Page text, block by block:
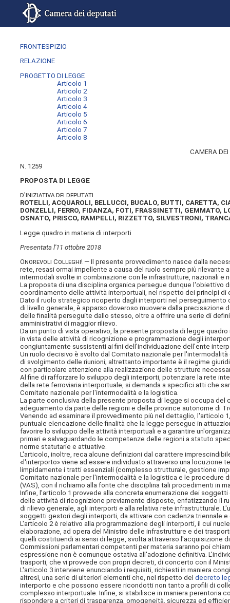
FRONTESPIZIO
RELAZIONE
PROGETTO DI LEGGE
Articolo 1
Articolo 2
Articolo 3
Articolo 4
Articolo 5
Articolo 6
Articolo 7
Articolo 8
CAMERA
N. 1259
PROPOSTA DI LEGGE
d'iniziativa dei deputati
ROTELLI, ACQUAROLI, BELLUCCI, BUCALO, BUTTI, CARETTA,
DONZELLI, FERRO, FIDANZA, FOTI, FRASSINETTI, GEMMATO,
OSNATO, PRISCO, RAMPELLI, RIZZETTO, SILVESTRONI,
Legge quadro in materia di interporti
Presentata l'11 ottobre 2018
Onorevoli Colleghi! — Il presente provvedimento nasce dalla
rete, resasi ormai impellente a causa del ruolo sempre più
intermodali svolte in combinazione con le infrastrutture, nazionali
La proposta di una disciplina organica persegue dunque l'obiettivo
coordinamento delle attività interportuali, nel rispetto dei princìpi di
Dato il ruolo strategico ricoperto dagli interporti nel
di livello generale, è apparso doveroso muovere dalla
delle finalità perseguite dallo stesso, oltre a offrire una serie di
amministrativi di maggior rilievo.
Da un punto di vista operativo, la presente proposta di legge
in vista delle attività di ricognizione e programmazione degli
congiuntamente sussistenti ai fini dell'individuazione dell'ente
Un ruolo decisivo è svolto dal Comitato nazionale per
di svolgimento delle riunioni; altrettanto importante è il regime
con particolare attenzione alla realizzazione delle strutture
Al fine di rafforzare lo sviluppo degli interporti, potenziare la rete
della rete ferroviaria interportuale, si demanda a specifici atti che
Comitato nazionale per l'intermodalità e la logistica.
La parte conclusiva della presente proposta di legge si occupa
adeguamento da parte delle regioni e delle province autonome di
Venendo ad esaminare il provvedimento più nel dettaglio, l'articolo
puntuale elencazione delle finalità che la legge persegue in
favorire lo sviluppo delle attività interportuali e a garantire
primari e salvaguardando le competenze delle regioni a statuto
norme statutarie e attuative.
L'articolo, inoltre, reca alcune definizioni dal carattere
«l'interporto» viene ad essere individuato attraverso una
limpidamente i tratti essenziali (complesso strutturale, gestione
Comitato nazionale per l'intermodalità e la logistica e le procedure
(VAS), con il richiamo alla fonte che disciplina tali procedimenti in
Infine, l'articolo 1 provvede alla concreta enumerazione dei
delle attività di ricognizione previamente disposte, enfatizzando il
di rilievo generale, agli interporti e alla relativa rete infrastrutturale.
soggetti gestori degli interporti, da attivare con cadenza triennale
L'articolo 2 è relativo alla programmazione degli interporti, il cui
elaborazione, ad opera del Ministro delle infrastrutture e dei
quelli costituendi ai sensi di legge, svolta attraverso l'acquisizione
Commissioni parlamentari competenti per materia saranno poi
espressione non è comunque ostativa all'adozione definitiva.
trasporti, che vi provvede con propri decreti, di concerto con il
L'articolo 3 interviene enunciando i requisiti, richiesti in maniera
altresì, una serie di ulteriori elementi che, nel rispetto deldecreto
interporto e che possono essere ricondotti non tanto a profili di
complesso interportuale. Infine, si stabilisce in maniera perentoria
rispondere a criteri di trasparenza, omogeneità, sicurezza ed